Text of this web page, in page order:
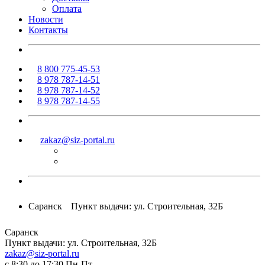
Оплата
Новости
Контакты
8 800 775-45-53
8 978 787-14-51
8 978 787-14-52
8 978 787-14-55
zakaz@siz-portal.ru
Саранск Пункт выдачи: ул. Строительная, 32Б
Саранск
Пункт выдачи: ул. Строительная, 32Б
zakaz@siz-portal.ru